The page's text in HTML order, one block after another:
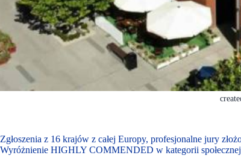
Zgłoszenia z 16 krajów z całej Europy, profesjonalne jury
Wyróżnienie HIGHLY COMMENDED w kategorii